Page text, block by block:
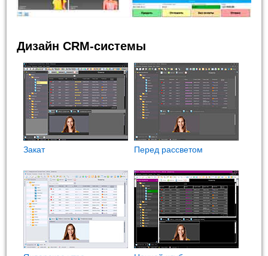
Дизайн CRM-системы
Закат Перед рассветом